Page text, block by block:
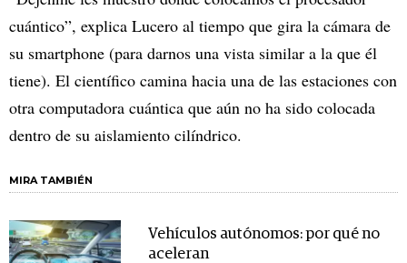
cuántico”, explica Lucero al tiempo que gira la cámara de
su smartphone (para darnos una vista similar a la que él
tiene). El científico camina hacia una de las estaciones con
otra computadora cuántica que aún no ha sido colocada
dentro de su aislamiento cilíndrico.
MIRA TAMBIÉN
Vehículos autónomos: por qué no
aceleran